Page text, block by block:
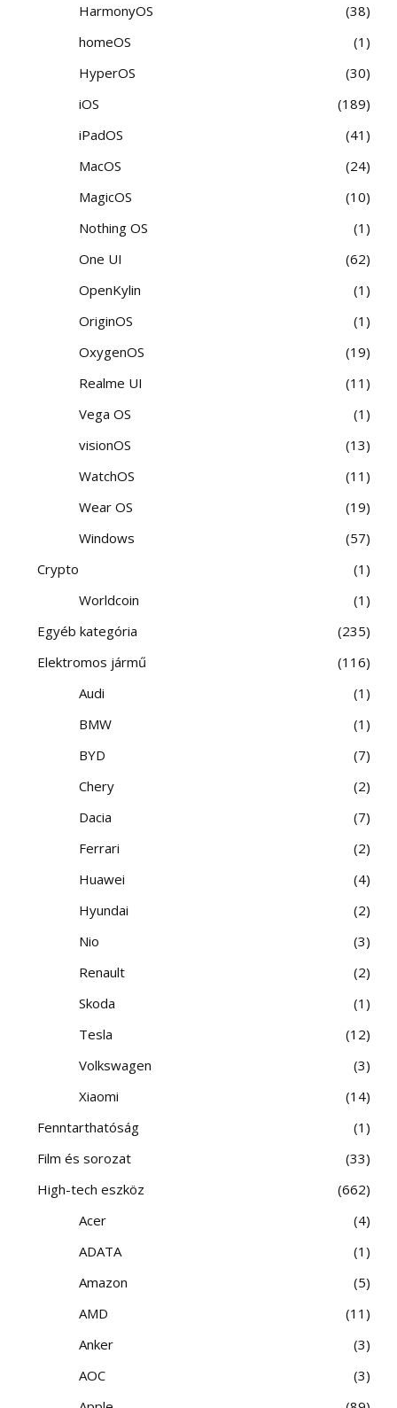
HarmonyOS
38
homeOS
1
HyperOS
30
iOS
189
iPadOS
41
MacOS
24
MagicOS
10
Nothing OS
1
One UI
62
OpenKylin
1
OriginOS
1
OxygenOS
19
Realme UI
11
Vega OS
1
visionOS
13
WatchOS
11
Wear OS
19
Windows
57
Crypto
1
Worldcoin
1
Egyéb kategória
235
Elektromos jármű
116
Audi
1
BMW
1
BYD
7
Chery
2
Dacia
7
Ferrari
2
Huawei
4
Hyundai
2
Nio
3
Renault
2
Skoda
1
Tesla
12
Volkswagen
3
Xiaomi
14
Fenntarthatóság
1
Film és sorozat
33
High-tech eszköz
662
Acer
4
ADATA
1
Amazon
5
AMD
11
Anker
3
AOC
3